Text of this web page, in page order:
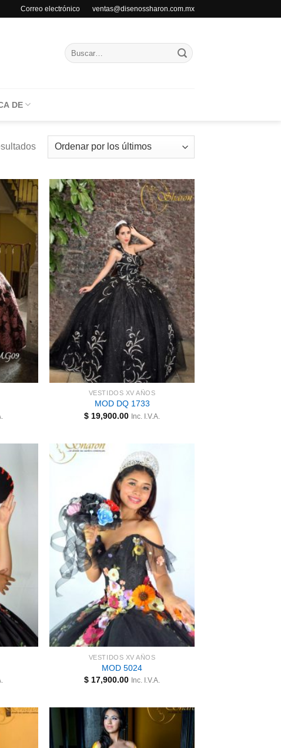
Correo electrónico ventas@disenossharon.com.mx
Buscar
por:
DE
VESTIDOS XV AÑOS
MOD DQ 1733
$ 19,900.00 Inc. I.V.A.
VESTIDOS XV AÑOS
MOD 5024
$ 17,900.00 Inc. I.V.A.